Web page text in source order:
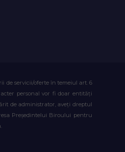
de servicii/oferte în temeiul art. 6
personal vor fi doar entități
de administrator, aveți dreptul
Președintelui Biroului pentru